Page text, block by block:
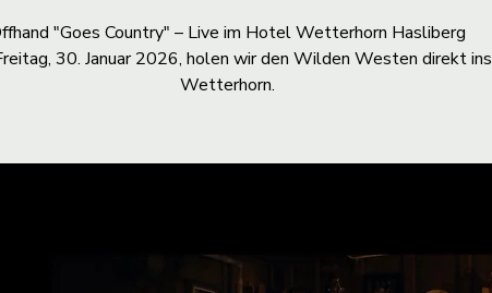
"Goes Country" – Live im Hotel Wetterhorn Hasliberg
30. Januar 2026, holen wir den Wilden Westen direkt ins
Wetterhorn.